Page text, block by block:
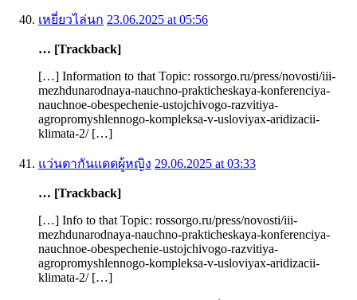
เหยี่ยวไล่นก 23.06.2025 at 05:56
… [Trackback]
[…] Information to that Topic: rossorgo.ru/press/novosti/iii-
mezhdunarodnaya-nauchno-prakticheskaya-konferenciya-
nauchnoe-obespechenie-ustojchivogo-razvitiya-
agropromyshlennogo-kompleksa-v-usloviyax-aridizacii-
klimata-2/ […]
แว่นตากันแดดผู้หญิง 29.06.2025 at 03:33
… [Trackback]
[…] Info to that Topic: rossorgo.ru/press/novosti/iii-
mezhdunarodnaya-nauchno-prakticheskaya-konferenciya-
nauchnoe-obespechenie-ustojchivogo-razvitiya-
agropromyshlennogo-kompleksa-v-usloviyax-aridizacii-
klimata-2/ […]